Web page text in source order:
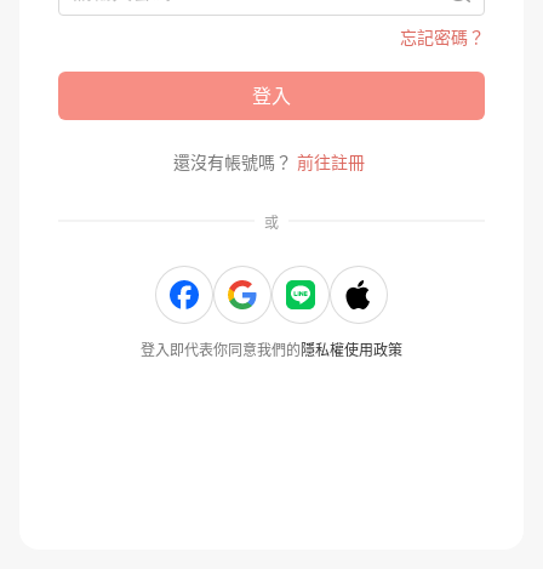
忘記密碼？
登入
還沒有帳號嗎？ 前往註冊
或
登入即代表你同意我們的隱私權使用政策